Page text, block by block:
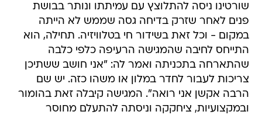
שורטינו ניסה להתלוצץ עם עמיתתו ונותר בבושת
פנים לאחר שזרק בדיחה גסה שממש לא הייתה
במקום - וכל זאת בשידור חי בטלוויזיה. תחילה, הוא
התייחס לחיבה שהמגישה הרעיפה כלפי כלבה
שהתארחה בתכניתה ואמר לה: "אני חושב ששתיכן
צריכות לעבור לחדר במלון או משהו כזה. יש שם
הרבה אקשן אני רואה". המגישה קיבלה זאת בהומור
ובמקצועיות, ציחקקה וניסתה להתעלם מחוסר